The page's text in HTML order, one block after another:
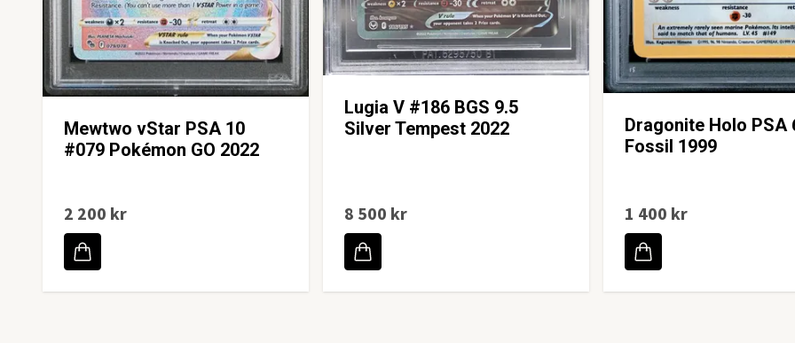
Mewtwo vStar PSA 10
#079 Pokémon GO 2022
2 200 kr
Lugia V #186 BGS 9.5
Silver Tempest 2022
8 500 kr
Dragonite Holo PSA
Fossil 1999
1 400 kr